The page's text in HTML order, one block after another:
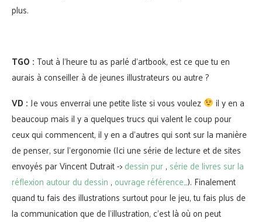
plus.
TGO :Tout à l’heure tu as parlé d’artbook, est ce que tu en
aurais à conseiller à de jeunes illustrateurs ou autre ?
VD :Je vous enverrai une petite liste si vous voulez
il y en a
beaucoup mais il y a quelques trucs qui valent le coup pour
ceux qui commencent, il y en a d’autres qui sont sur la manière
de penser, sur l’ergonomie (Ici une série de lecture et de sites
envoyés par Vincent Dutrait ->dessin pur, série de livres sur la
réflexion autour du dessin , ouvrage référence…). Finalement
quand tu fais des illustrations surtout pour le jeu, tu fais plus de
la communication que de l’illustration, c’est là où on peut